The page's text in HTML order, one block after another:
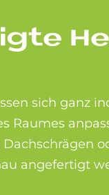
sich ganz
Raumes
angefertigt